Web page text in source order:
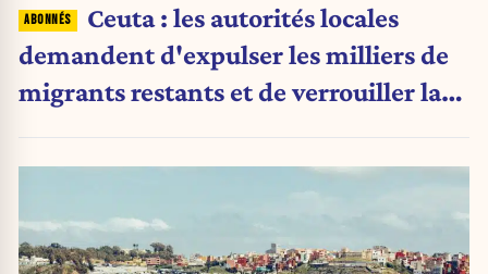
Ceuta : les autorités locales
demandent d'expulser les milliers de
migrants restants et de verrouiller la